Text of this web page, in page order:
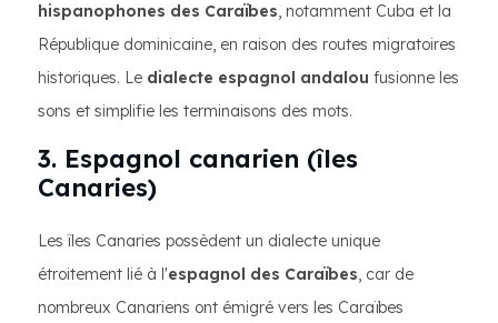
hispanophones des Caraïbes, notamment Cuba et la
République dominicaine, en raison des routes migratoires
historiques. Le dialecte espagnol andalou fusionne les
sons et simplifie les terminaisons des mots.
3. Espagnol canarien (îles
Canaries)
Les îles Canaries possèdent un dialecte unique
étroitement lié à l'espagnol des Caraïbes, car de
nombreux Canariens ont émigré vers les Caraïbes